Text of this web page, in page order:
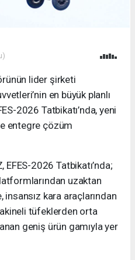
lider şirketi
en büyük planlı
2026 Tatbikatı’nda, yeni
entegre çözüm
EFES-2026 Tatbikatı’nda;
uzaktan
kara araçlarından
tüfeklerden orta
geniş ürün gamıyla yer